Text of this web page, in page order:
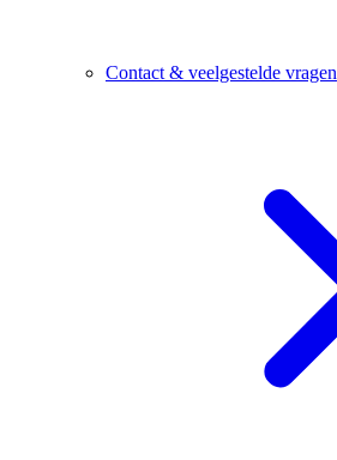
Contact & veelgestelde vragen